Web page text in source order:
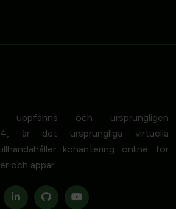
uppfanns och ursprungligen
är det ursprungliga virtuella
köhantering online för
och appar.